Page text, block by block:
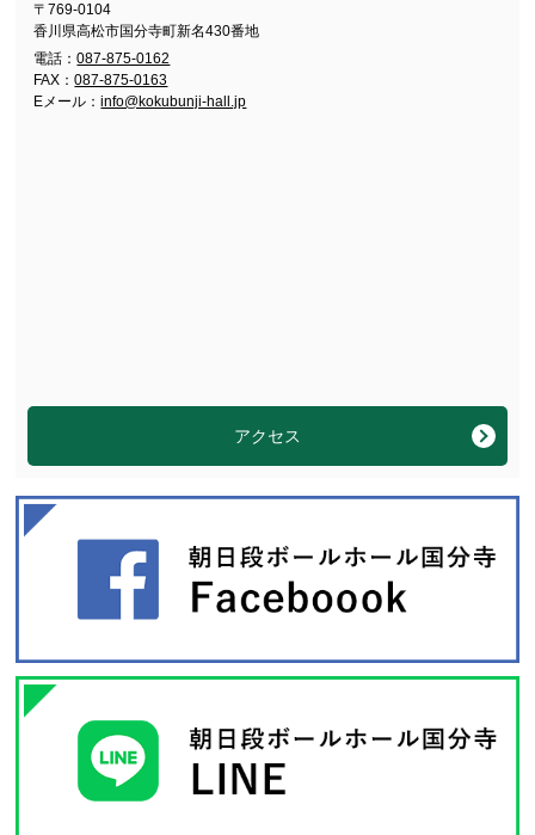
〒769-0104
香川県高松市国分寺町新名430番地
電話：087-875-0162
FAX：087-875-0163
Eメール：info@kokubunji-hall.jp
アクセス